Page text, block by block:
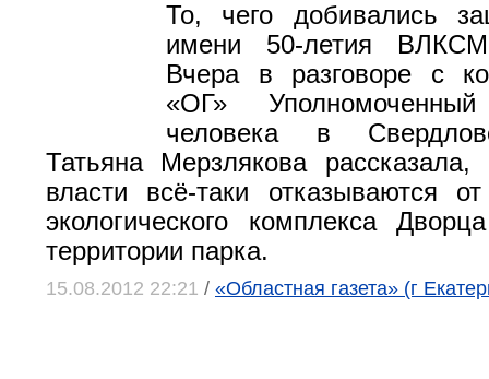
То, чего добивались
имени 50-летия
Вчера в разговоре с
«ОГ»
человека в
Татьяна Мерзлякова рассказала,
власти всё-таки отказываются от
экологического комплекса
территории парка.
15.08.2012 22:21 / «Областная газета» (г